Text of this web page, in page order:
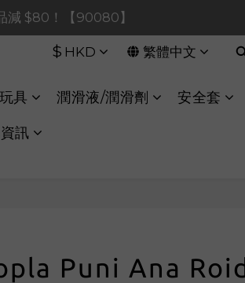
減 $80！【90080】
減 $80！【90080】
$20【40020】
凌晨 01:00 至 11:00 暫停交易
減 $80！【90080】
$ HKD 繁體中文
具 潤滑液/潤滑劑 安全套
訊
Puni Ana Roid